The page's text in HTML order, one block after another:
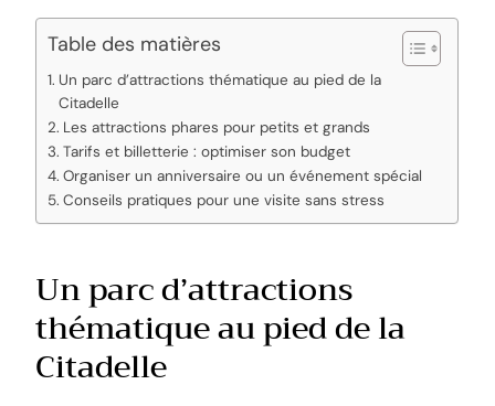
Table des matières
Un parc d’attractions thématique au pied de la
Citadelle
Les attractions phares pour petits et grands
Tarifs et billetterie : optimiser son budget
Organiser un anniversaire ou un événement spécial
Conseils pratiques pour une visite sans stress
Un parc d’attractions
thématique au pied de la
Citadelle